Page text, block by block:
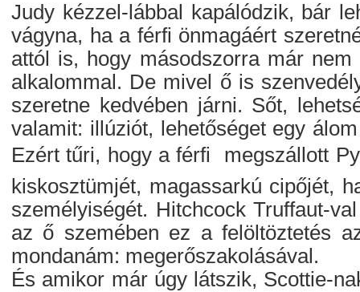
Judy kézzel-lábbal kapálódzik, bár
vágyna, ha a férfi önmagáért
attól is, hogy másodszorra már
alkalommal. De mivel ő is
szeretne kedvében járni. Sőt,
valamit: illúziót, lehetőséget egy
Ezért tűri, hogy a férfi  megszállott
kiskosztümjét, magassarkú cipőjét,
személyiségét. Hitchcock Truffaut-
az ő szemében ez a felöltöztetés
mondanám: megerőszakolásával.
És amikor már úgy látszik, Scottie-